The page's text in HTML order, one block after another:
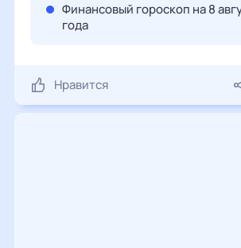
Финансовый гороскоп на 8
года
Нравится